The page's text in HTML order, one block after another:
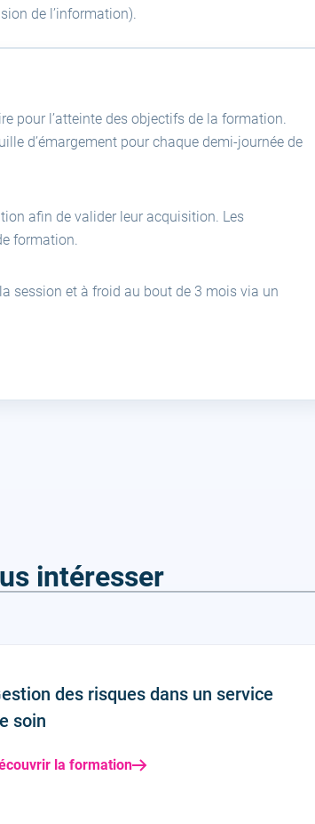
de l’information).
pour l’atteinte des objectifs de la formation.
d’émargement pour chaque demi-journée de
afin de valider leur acquisition. Les
formation.
session et à froid au bout de 3 mois via un
intéresser
des risques dans un service
soin
la formation